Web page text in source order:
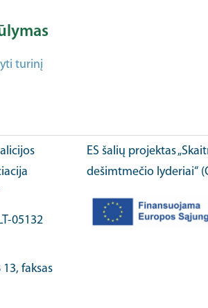
turinį
05132
faksas
ES šalių projektas
dešimtmečio lyderiai“